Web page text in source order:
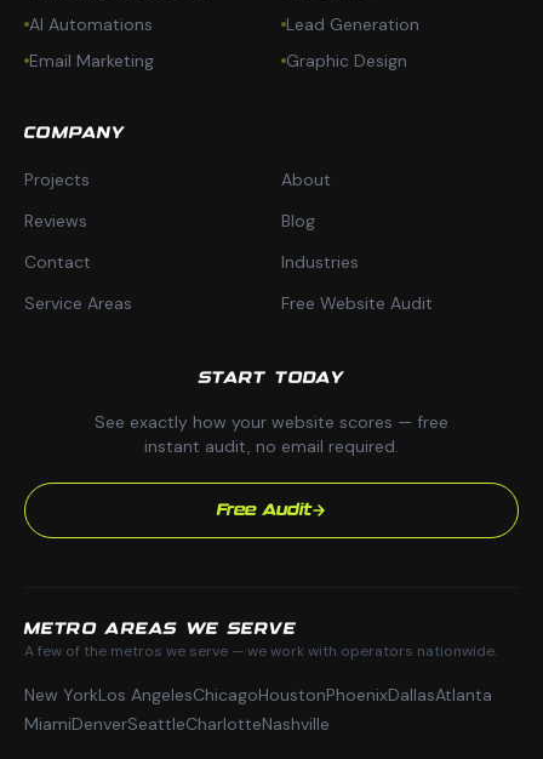
AI Automations
Lead Generation
Email Marketing
Graphic Design
COMPANY
Projects
About
Reviews
Blog
Contact
Industries
Service Areas
Free Website Audit
START TODAY
See exactly how your website scores — free
instant audit, no email required.
Free Audit
METRO AREAS WE SERVE
A few of the metros we serve — we work with operators nationwide.
New YorkLos AngelesChicagoHoustonPhoenixDallasAtlanta
MiamiDenverSeattleCharlotteNashville